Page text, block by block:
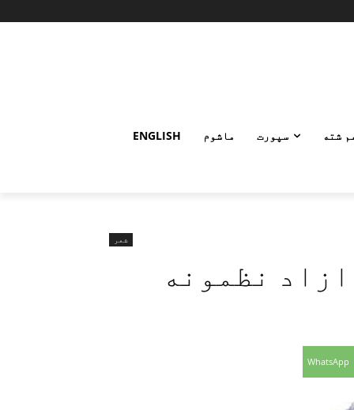
شته سپورت ماشوم ENGLISH
شعر
ازاد نظمونه
WhatsApp